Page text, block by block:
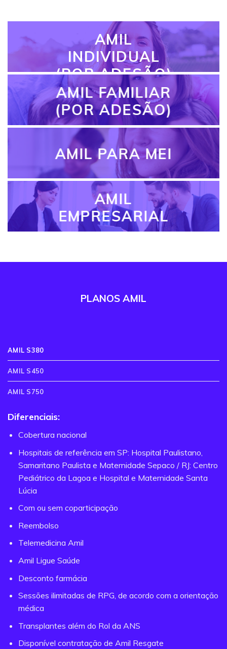
AMIL
INDIVIDUAL
(POR ADESÃO)
AMIL FAMILIAR
(POR ADESÃO)
AMIL PARA MEI
AMIL
EMPRESARIAL
PLANOS AMIL
AMIL S380
AMIL S450
AMIL S750
Diferenciais:
Cobertura nacional
Hospitais de referência em SP: Hospital Paulistano,
Samaritano Paulista e Maternidade Sepaco / RJ: Centro
Pediátrico da Lagoa e Hospital e Maternidade Santa
Lúcia
Com ou sem coparticipação
Reembolso
Telemedicina Amil
Amil Ligue Saúde
Desconto farmácia
Sessões ilimitadas de RPG, de acordo com a orientação
médica
Transplantes além do Rol da ANS
Disponível contratação de Amil Resgate